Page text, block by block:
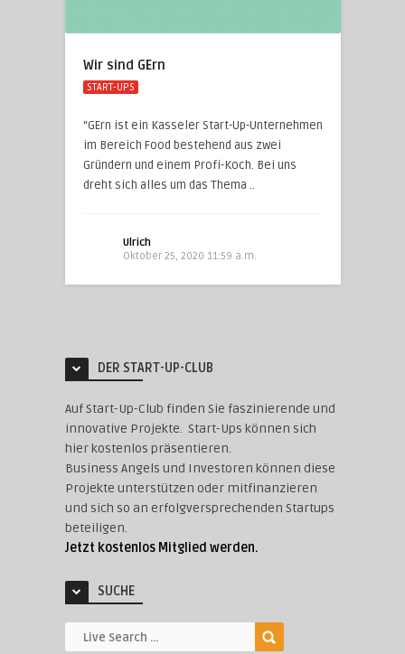
Wir sind GErn
START-UPS
“GErn ist ein Kasseler Start-Up-Unternehmen
im Bereich Food bestehend aus zwei
Gründern und einem Profi-Koch. Bei uns
dreht sich alles um das Thema ..
Ulrich
Oktober 25, 2020 11:59 a.m.
DER START-UP-CLUB
Auf Start-Up-Club finden Sie faszinierende und
innovative Projekte. Start-Ups können sich
hier kostenlos präsentieren.
Business Angels und Investoren können diese
Projekte unterstützen oder mitfinanzieren
und sich so an erfolgversprechenden Startups
beteiligen.
Jetzt kostenlos Mitglied werden.
SUCHE